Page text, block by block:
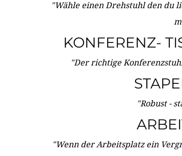
"Wähle einen Drehstuhl den du
KONFERENZ-
"Der richtige
"Robust -
"Wenn der Arbeitsplatz ein